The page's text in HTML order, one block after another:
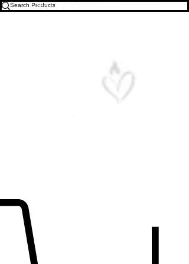
Free U.S. Shipping on All Orders